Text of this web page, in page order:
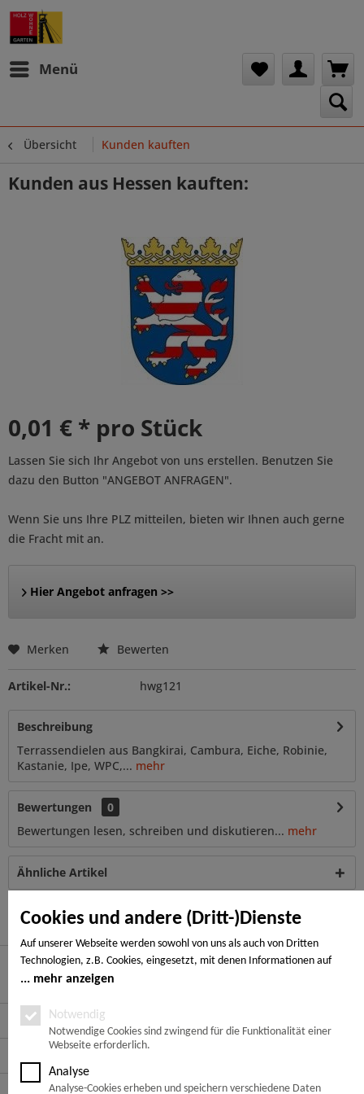
Cookies und andere (Dritt-)Dienste
Auf unserer Webseite werden sowohl von uns als auch von Dritten
Technologien, z.B. Cookies, eingesetzt, mit denen Informationen auf
Ihrem Endgerät gespeichert und/oder von Ihrem Endgerät abgerufen
Notwendige Cookies, Analyse-, Marketing- und Statistik-Cookies. Bei den
notwendigen Cookies handelt es sich um solche, die technisch notwendig
sind, um den von Ihnen gewünschten Dienst bereitzustellen, die übrigen
Cookies werden nur auf Grund einer von Ihnen erteilten Einwilligung
gesetzt. Die Einwilligung ist freiwillig. Personen, die das 16. Lebensjahr
mehr anzeigen
Notwendig
Notwendige Cookies sind zwingend für die Funktionalität einer
Webseite erforderlich.
Analyse
Analyse-Cookies erheben und speichern verschiedene Daten
Menü
Übersicht Kunden kauften
Kunden aus Hessen kauften:
0,01 € * pro Stück
Lassen Sie sich Ihr Angebot von uns erstellen. Benutzen Sie
dazu den Button "ANGEBOT ANFRAGEN".
Wenn Sie uns Ihre PLZ mitteilen, bieten wir Ihnen auch gerne
die Fracht mit an.
Hier Angebot anfragen >>
Merken Bewerten
Artikel-Nr.: hwg121
Beschreibung
Terrassendielen aus Bangkirai, Cambura, Eiche, Robinie,
Kastanie, Ipe, WPC,... mehr
Bewertungen
0
Bewertungen lesen, schreiben und diskutieren... mehr
Ähnliche Artikel
Kunden haben sich ebenfalls angesehen
Hier finden Sie uns
Service Hotline